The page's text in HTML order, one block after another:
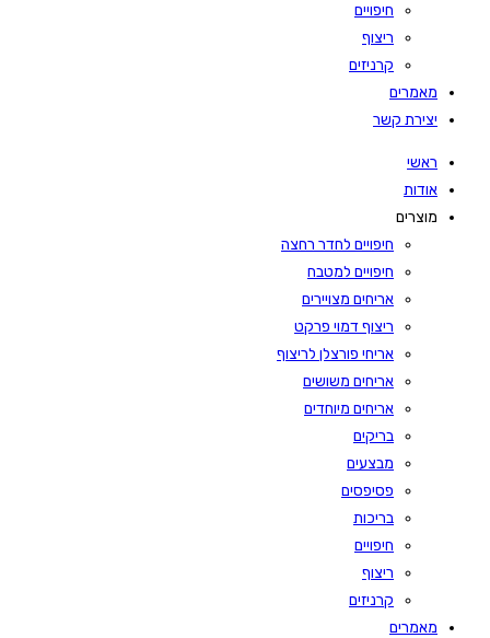
חיפויים
ריצוף
קרניזים
מאמרים
יצירת קשר
ראשי
אודות
מוצרים
חיפויים לחדר רחצה
חיפויים למטבח
אריחים מצויירים
ריצוף דמוי פרקט
אריחי פורצלן לריצוף
אריחים משושים
אריחים מיוחדים
בריקים
מבצעים
פסיפסים
בריכות
חיפויים
ריצוף
קרניזים
מאמרים